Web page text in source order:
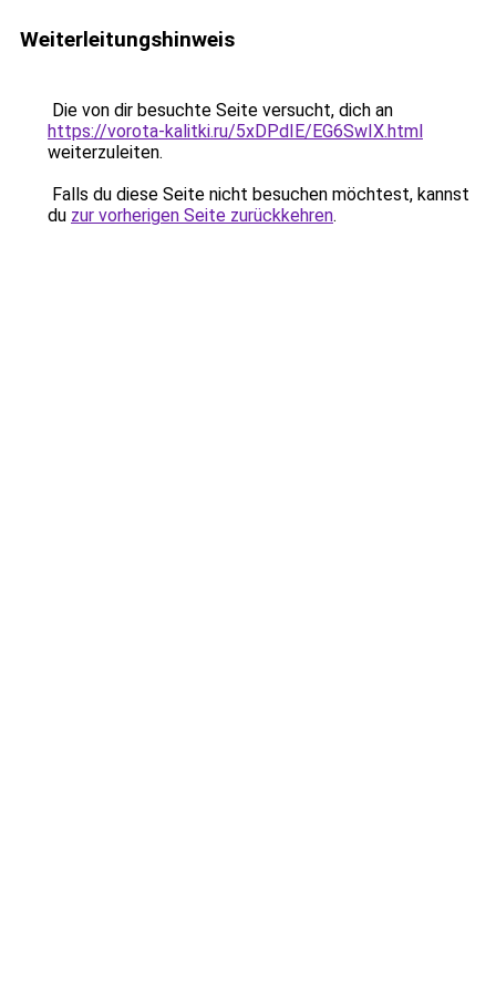
Weiterleitungshinweis
Die von dir besuchte Seite versucht, dich an
https://vorota-kalitki.ru/5xDPdIE/EG6SwIX.html
weiterzuleiten.
Falls du diese Seite nicht besuchen möchtest, kannst
du zur vorherigen Seite zurückkehren.